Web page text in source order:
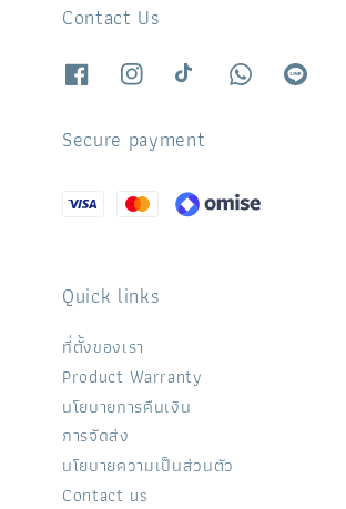
Contact Us
Secure payment
Quick links
ที่ตั้งของเรา
Product Warranty
นโยบายการคืนเงิน
การจัดส่ง
นโยบายความเป็นส่วนตัว
Contact us